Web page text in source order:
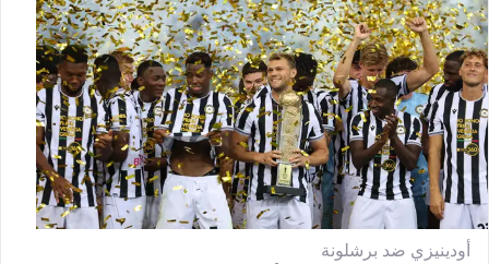
أودينيزي ضد برشلونة